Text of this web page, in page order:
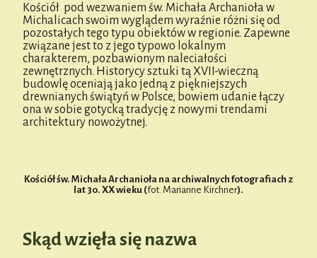
Kościół pod wezwaniem św. Michała Archanioła w
Michalicach swoim wyglądem wyraźnie różni się od
pozostałych tego typu obiektów w regionie. Zapewne
związane jest to z jego typowo lokalnym
charakterem, pozbawionym naleciałości
zewnętrznych. Historycy sztuki tą XVII-wieczną
budowlę oceniają jako jedną z piękniejszych
drewnianych świątyń w Polsce, bowiem udanie łączy
ona w sobie gotycką tradycję z nowymi trendami
architektury nowożytnej.
Kościół św. Michała Archanioła na archiwalnych fotografiach z
lat 30. XX wieku (fot. Marianne Kirchner).
Skąd wzięła się nazwa